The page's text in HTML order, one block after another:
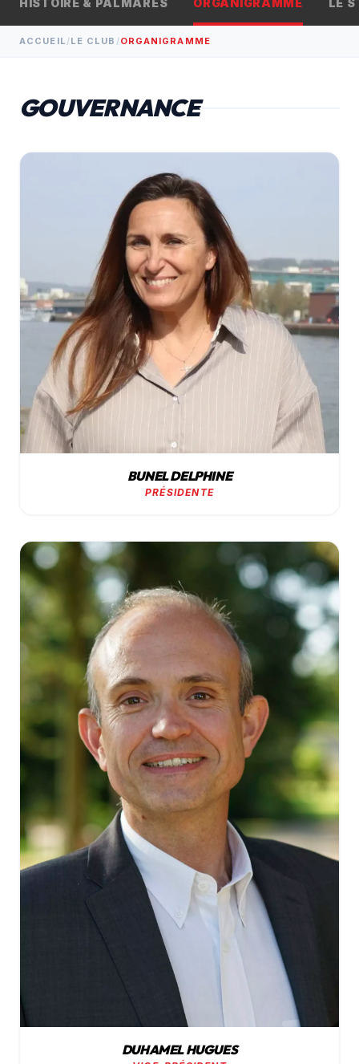
BILLETTERIE arrow_outward
CONTACT
HISTOIRE & PALMARÈS ORGANIGRAMME LE
ACCUEIL /LE CLUB /ORGANIGRAMME
GOUVERNANCE
BUNEL DELPHINE
PRÉSIDENTE
DUHAMEL HUGUES